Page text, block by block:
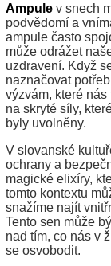
Ampule v snech
podvědomí a
ampule často
může odrážet
uzdravení. Když
naznačovat
výzvám, které
na skryté síly,
byly uvolněny.
V slovanské
ochrany a
magické elixíry,
tomto kontextu
snažíme najít
Tento sen může
nad tím, co nás v
se osvobodit.